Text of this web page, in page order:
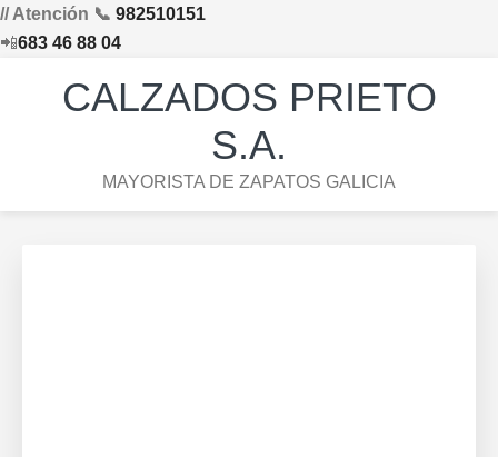
// Atención 📞 982510151
📲683 46 88 04
CALZADOS PRIETO
S.A.
MAYORISTA DE ZAPATOS GALICIA